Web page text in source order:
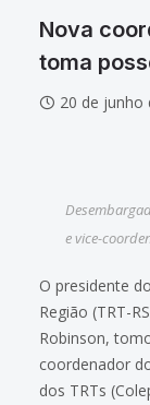
Nova
toma
20 de junho
e vice-
O presidente
Região (TRT-
Robinson,
coordenador
dos TRTs